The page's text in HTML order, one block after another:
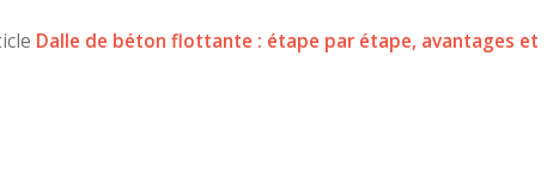
Dalle de béton flottante : étape par étape, avantages et